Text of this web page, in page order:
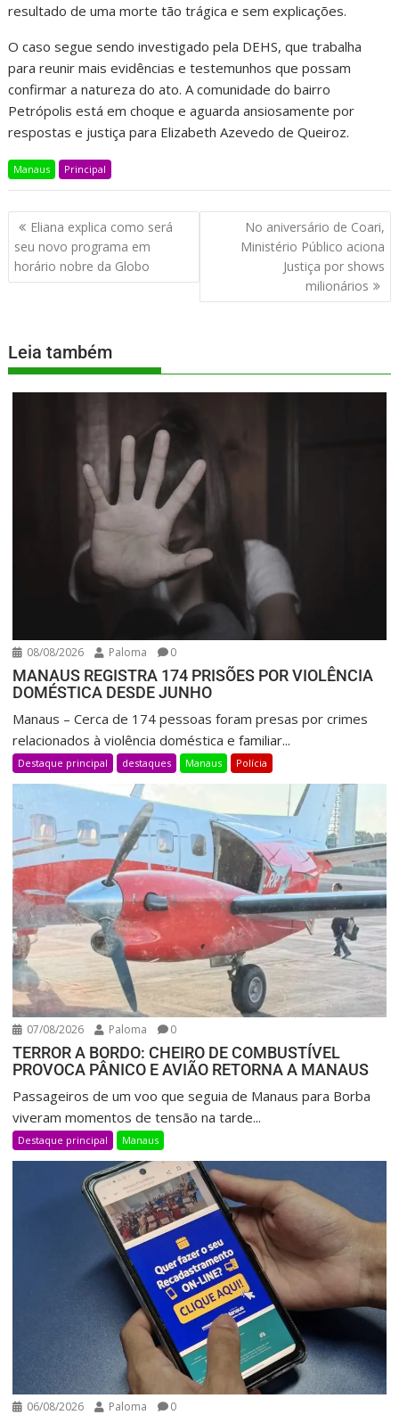
resultado de uma morte tão trágica e sem explicações.
O caso segue sendo investigado pela DEHS, que trabalha
para reunir mais evidências e testemunhos que possam
confirmar a natureza do ato. A comunidade do bairro
Petrópolis está em choque e aguarda ansiosamente por
respostas e justiça para Elizabeth Azevedo de Queiroz.
Manaus Principal
Eliana explica como será
seu novo programa em
horário nobre da Globo
No aniversário de Coari,
Ministério Público aciona
Justiça por shows
milionários
Leia também
08/08/2026 Paloma 0
MANAUS REGISTRA 174 PRISÕES POR VIOLÊNCIA
DOMÉSTICA DESDE JUNHO
Manaus – Cerca de 174 pessoas foram presas por crimes
relacionados à violência doméstica e familiar...
Destaque principal destaques Manaus Polícia
07/08/2026 Paloma 0
TERROR A BORDO: CHEIRO DE COMBUSTÍVEL
PROVOCA PÂNICO E AVIÃO RETORNA A MANAUS
Passageiros de um voo que seguia de Manaus para Borba
viveram momentos de tensão na tarde...
Destaque principal Manaus
06/08/2026 Paloma 0